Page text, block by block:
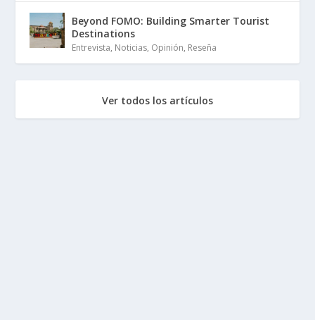
Beyond FOMO: Building Smarter Tourist
Destinations
Entrevista, Noticias, Opinión, Reseña
Ver todos los artículos